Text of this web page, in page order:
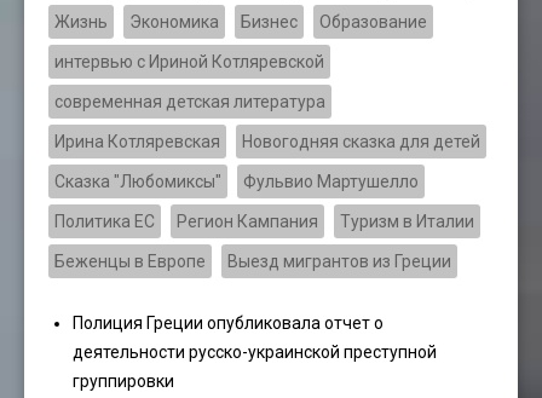
Жизнь Экономика Бизнес Образование
интервью с Ириной Котляревской
современная детская литература
Ирина Котляревская Новогодняя сказка для детей
Сказка "Любомиксы" Фульвио Мартушелло
Политика ЕС Регион Кампания Туризм в Италии
Беженцы в Европе Выезд мигрантов из Греции
Полиция Греции опубликовала отчет о
деятельности русско-украинской преступной
группировки